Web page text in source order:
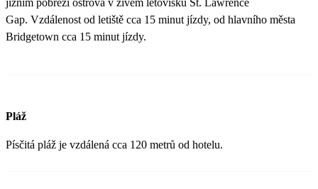
Gap. Vzdálenost od letiště cca 15 minut jízdy, od hlavního města
Bridgetown cca 15 minut jízdy.
Pláž
Písčitá pláž je vzdálená cca 120 metrů od hotelu.